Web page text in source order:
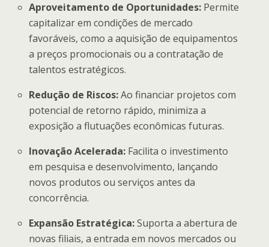
Aproveitamento de Oportunidades: Permite
capitalizar em condições de mercado
favoráveis, como a aquisição de equipamentos
a preços promocionais ou a contratação de
talentos estratégicos.
Redução de Riscos:Ao financiar projetos com
potencial de retorno rápido, minimiza a
exposição a flutuações econômicas futuras.
Inovação Acelerada: Facilita o investimento
em pesquisa e desenvolvimento, lançando
novos produtos ou serviços antes da
concorrência.
Expansão Estratégica:Suporta a abertura de
novas filiais, a entrada em novos mercados ou